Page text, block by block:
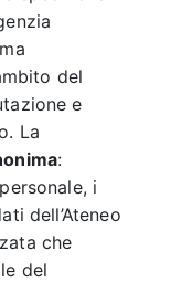
del
e
La
:
i
dell’Ateneo
che
del